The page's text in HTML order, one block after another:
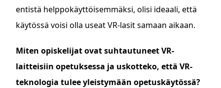
entistä helppokäyttöisemmäksi, olisi ideaali, että
käytössä voisi olla useat VR-lasit samaan aikaan.
Miten opiskelijat ovat suhtautuneet VR-
laitteisiin opetuksessa ja uskotteko, että VR-
teknologia tulee yleistymään opetuskäytössä?